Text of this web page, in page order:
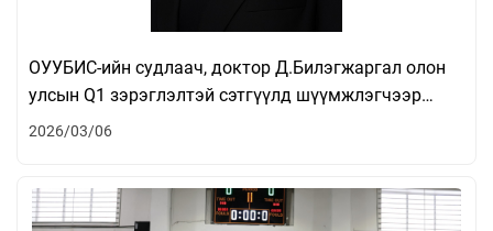
ОУУБИС-ийн судлаач, доктор Д.Билэгжаргал олон
улсын Q1 зэрэглэлтэй сэтгүүлд шүүмжлэгчээр
ажиллана
2026/03/06